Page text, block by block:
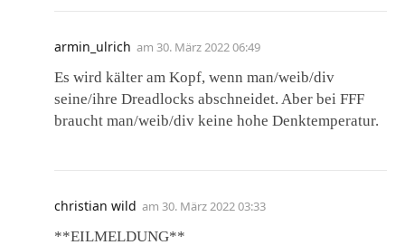
armin_ulrich am 30. März 2022 06:49
Es wird kälter am Kopf, wenn man/weib/div
seine/ihre Dreadlocks abschneidet. Aber bei FFF
braucht man/weib/div keine hohe Denktemperatur.
christian wild am 30. März 2022 03:33
**EILMELDUNG**